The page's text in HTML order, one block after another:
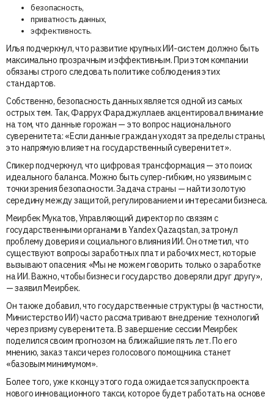
безопасность,
приватность данных,
эффективность.
Илья подчеркнул, что развитие крупных ИИ-систем должно быть
максимально прозрачным и эффективным. При этом компании
обязаны строго следовать политике соблюдения этих
стандартов.
Собственно, безопасность данных является одной из самых
острых тем. Так, Фаррух Фараджуллаев акцентировал внимание
на том, что данные горожан — это вопрос национального
суверенитета: «Если данные граждан уходят за пределы страны,
это напрямую влияет на государственный суверенитет».
Спикер подчеркнул, что цифровая трансформация — это поиск
идеального баланса. Можно быть супер-гибким, но уязвимым с
точки зрения безопасности. Задача страны — найти золотую
середину между защитой, регулированием и интересами бизнеса.
Меирбек Мукатов, Управляющий директор по связям с
государственными органами в Yandex Qazaqstan, затронул
проблему доверия и социального влияния ИИ. Он отметил, что
существуют вопросы заработных плат и рабочих мест, которые
вызывают опасения: «Мы не можем говорить только о заработке
на ИИ. Важно, чтобы бизнес и государство доверяли друг другу»,
— заявил Меирбек.
Он также добавил, что государственные структуры (в частности,
Министерство ИИ) часто рассматривают внедрение технологий
через призму суверенитета. В завершение сессии Меирбек
поделился своим прогнозом на ближайшие пять лет. По его
мнению, заказ такси через голосового помощника станет
«базовым минимумом».
Более того, уже к концу этого года ожидается запуск проекта
нового инновационного такси, которое будет работать на основе